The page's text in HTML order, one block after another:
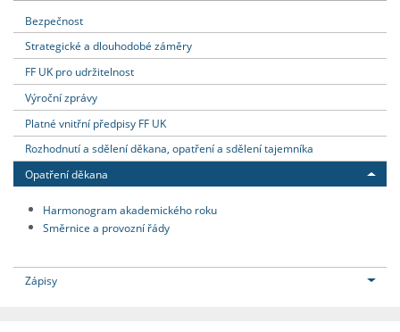
Bezpečnost
Strategické a dlouhodobé záměry
FF UK pro udržitelnost
Výroční zprávy
Platné vnitřní předpisy FF UK
Rozhodnutí a sdělení děkana, opatření a sdělení tajemníka
Opatření děkana
Harmonogram akademického roku
Směrnice a provozní řády
Zápisy